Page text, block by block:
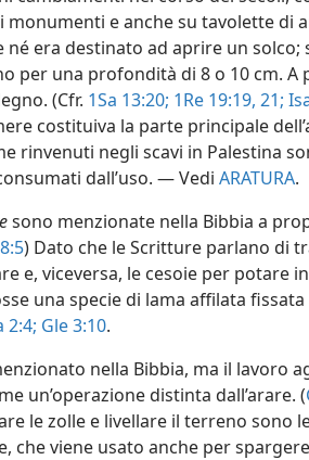
e anche su tavolette di
era destinato ad aprire un solco;
per una profondità di 8 o 10 cm. A
(Cfr. 1Sa 13:20; 1Re 19:19, 21;
costituiva la parte principale
rinvenuti negli scavi in Palestina
dall’uso. — Vedi ARATURA.
sono menzionate nella Bibbia a
) Dato che le Scritture parlano di
e, viceversa, le cesoie per potare
una specie di lama affilata
2:4; Gle 3:10.
nella Bibbia, ma il lavoro
un’operazione distinta dall’arare. (
le zolle e livellare il terreno sono
che viene usato anche per